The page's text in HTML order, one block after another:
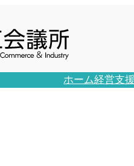
ホーム経営支